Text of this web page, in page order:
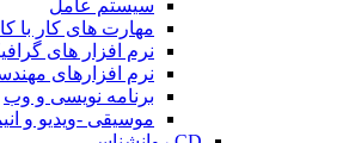
سیستم عامل
مهارت های کار با
نرم افزار های
نرم افزارهای
برنامه نویسی و وب
موسیقی -ویدیو و